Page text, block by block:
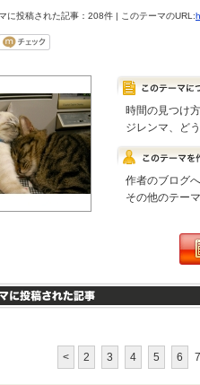
に投稿された記事：208件 | このテーマのURL:
時間の見つけ
ジレンマ、ど
作者のブログへ
その他のテーマ
< 2 3 4 5 6 7